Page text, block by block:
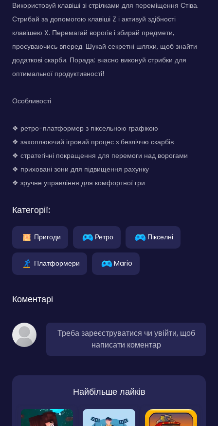
Використовуй клавіші зі стрілками для переміщення Стіва.
Стрибай за допомогою клавіші Z і активуй здібності
клавішею X. Перемагай ворогів і збирай предмети,
просуваючись вперед. Шукай секретні шляхи, щоб знайти
додаткові скарби. Порада: вчасно виконуй стрибки для
оптимальної продуктивності!
Особливості
❖ ретро-платформер з піксельною графікою
❖ захоплюючий ігровий процес з безліччю скарбів
❖ стратегічні покращення для перемоги над ворогами
❖ приховані зони для підвищення рахунку
❖ зручне управління для комфортної гри
Категорії:
Пригоди Ретро Пікселні
Платформери Mario
Коментарі
Треба зареєструватися чи увійти, щоб
написати коментар
Найбільше лайків